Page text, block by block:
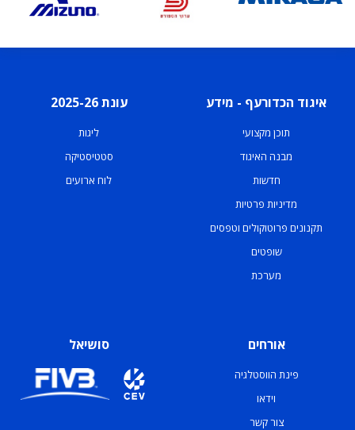
איגוד הכדורעף - מידע
תוכן מקצועי
מבנה האיגוד
חדשות
מדיניות פרטיות
תקנונים פרוטוקולים וטפסים
שופטים
מערכת
עונת 2025-26
ליגות
סטטיסטיקה
לוח ארועים
אורחים
פינת הווסטלגיה
וידאו
צור קשר
סושיאל